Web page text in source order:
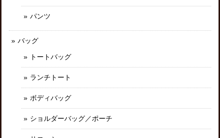
パンツ
バッグ
トートバッグ
ランチトート
ボディバッグ
ショルダーバッグ／ポーチ